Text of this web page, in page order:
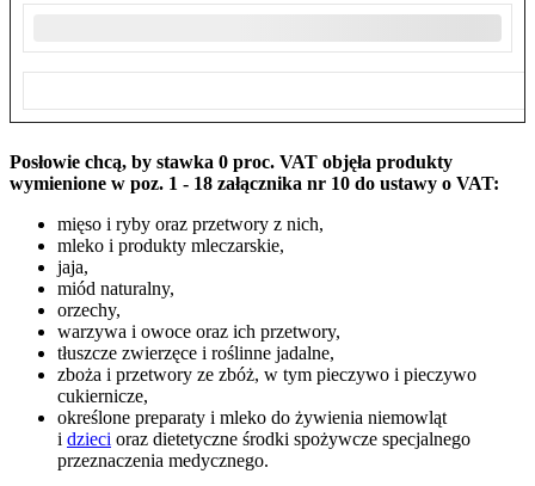
Posłowie chcą, by stawka 0 proc. VAT objęła produkty
wymienione w poz. 1 - 18 załącznika nr 10 do ustawy o VAT:
mięso i ryby oraz przetwory z nich,
mleko i produkty mleczarskie,
jaja,
miód naturalny,
orzechy,
warzywa i owoce oraz ich przetwory,
tłuszcze zwierzęce i roślinne jadalne,
zboża i przetwory ze zbóż, w tym pieczywo i pieczywo
cukiernicze,
określone preparaty i mleko do żywienia niemowląt
i dzieci oraz dietetyczne środki spożywcze specjalnego
przeznaczenia medycznego.